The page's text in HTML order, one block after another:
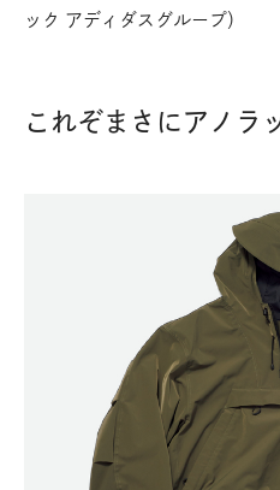
ック アディダスグループ）
これぞまさにアノラ